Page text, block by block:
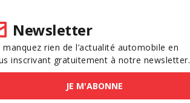
Newsletter
manquez rien de l’actualité automobile en
inscrivant gratuitement à notre newsletter.
JE M'ABONNE